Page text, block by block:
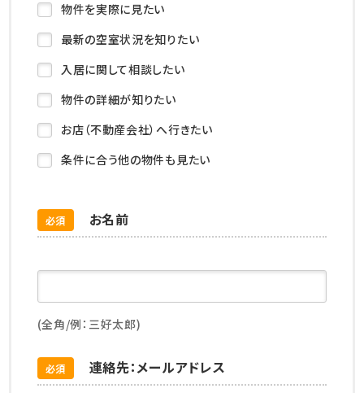
物件を実際に見たい
最新の空室状況を知りたい
入居に関して相談したい
物件の詳細が知りたい
お店（不動産会社）へ行きたい
条件に合う他の物件も見たい
お名前
必須
(全角/例：三好太郎)
連絡先：メールアドレス
必須